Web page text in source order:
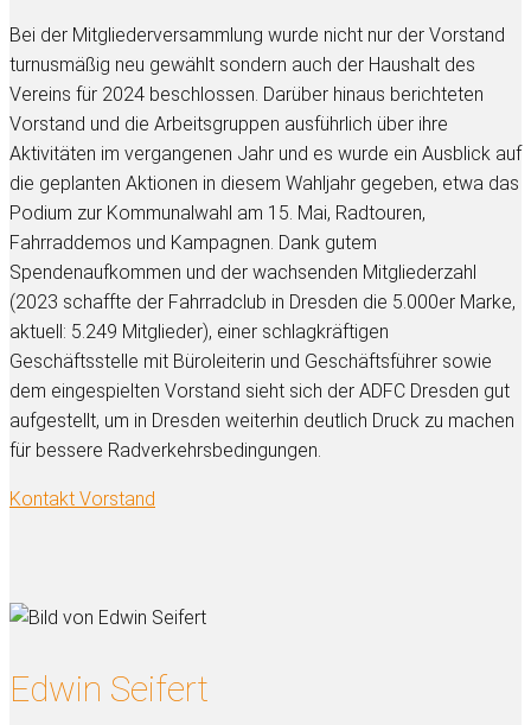
Bei der Mitgliederversammlung wurde nicht nur der Vorstand
turnusmäßig neu gewählt sondern auch der Haushalt des
Vereins für 2024 beschlossen. Darüber hinaus berichteten
Vorstand und die Arbeitsgruppen ausführlich über ihre
Aktivitäten im vergangenen Jahr und es wurde ein Ausblick auf
die geplanten Aktionen in diesem Wahljahr gegeben, etwa das
Podium zur Kommunalwahl am 15. Mai, Radtouren,
Fahrraddemos und Kampagnen. Dank gutem
Spendenaufkommen und der wachsenden Mitgliederzahl
(2023 schaffte der Fahrradclub in Dresden die 5.000er Marke,
aktuell: 5.249 Mitglieder), einer schlagkräftigen
Geschäftsstelle mit Büroleiterin und Geschäftsführer sowie
dem eingespielten Vorstand sieht sich der ADFC Dresden gut
aufgestellt, um in Dresden weiterhin deutlich Druck zu machen
für bessere Radverkehrsbedingungen.
Kontakt Vorstand
Edwin Seifert